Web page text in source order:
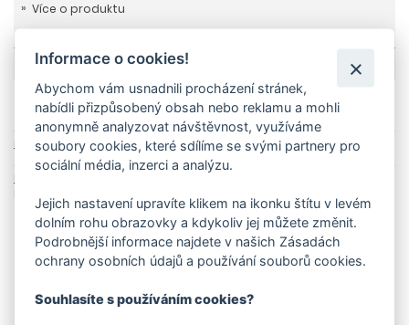
Více o produktu
Produkt se nachází i v následujících kategoriích
Domů Parní čističe Příslušenství Kärcher Kulatý kartáč se škrabkou
Související produkty
Doporučujeme
Informace o cookies!
Abychom vám usnadnili procházení stránek,
nabídli přizpůsobený obsah nebo reklamu a mohli
anonymně analyzovat návštěvnost, využíváme
soubory cookies, které sdílíme se svými partnery pro
sociální média, inzerci a analýzu.
Jejich nastavení upravíte klikem na ikonku štítu v levém
dolním rohu obrazovky a kdykoliv jej můžete změnit.
Podrobnější informace najdete v našich Zásadách
ochrany osobních údajů a používání souborů cookies.
Souhlasíte s používáním cookies?